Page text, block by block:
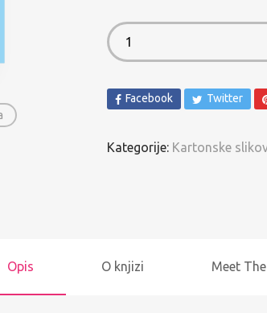
Facebook Twitter
Kategorije: Kartonske
Opis O knjizi Meet